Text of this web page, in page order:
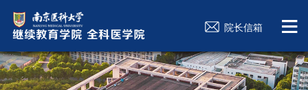
院长信箱